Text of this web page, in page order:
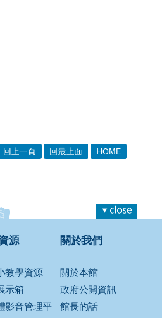
回上一頁 回最上面 HOME
源
教學資源
示箱
影音管理平
關於我們
關於本館
政府公開資訊
館長的話